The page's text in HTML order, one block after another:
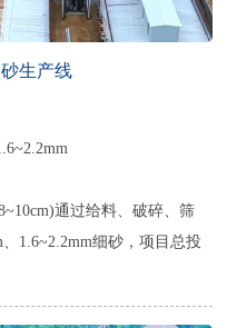
生产线
通过给料、破碎、筛
1.6~2.2mm细砂，项目总投